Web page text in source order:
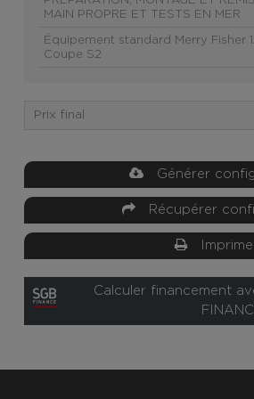
MAIN PROPRE ET TESTS EN MER
Équipement standard Merry Fisher
Coupe S2
Prix final
Générer
Récupérer
Calculer financement